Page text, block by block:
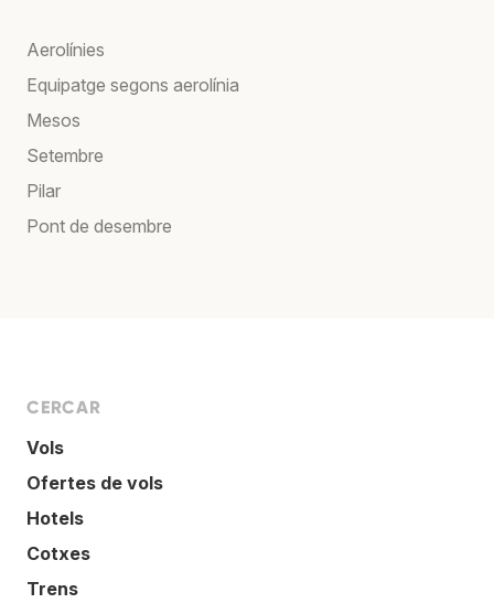
Aerolínies
Equipatge segons aerolínia
Mesos
Setembre
Pilar
Pont de desembre
CERCAR
Vols
Ofertes de vols
Hotels
Cotxes
Trens